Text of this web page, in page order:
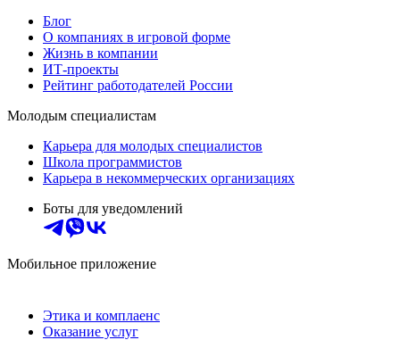
Блог
О компаниях в игровой форме
Жизнь в компании
ИТ-проекты
Рейтинг работодателей России
Молодым специалистам
Карьера для молодых специалистов
Школа программистов
Карьера в некоммерческих организациях
Боты для уведомлений
Мобильное приложение
Этика и комплаенс
Оказание услуг